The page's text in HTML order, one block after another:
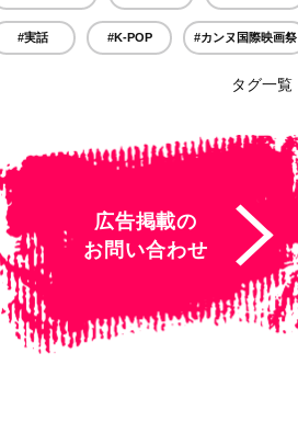
#実話 #K-POP #カンヌ国際映画祭
タグ一覧
広告掲載の
お問い合わせ